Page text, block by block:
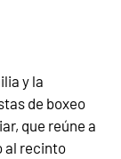
y la
de boxeo
que reúne a
al recinto